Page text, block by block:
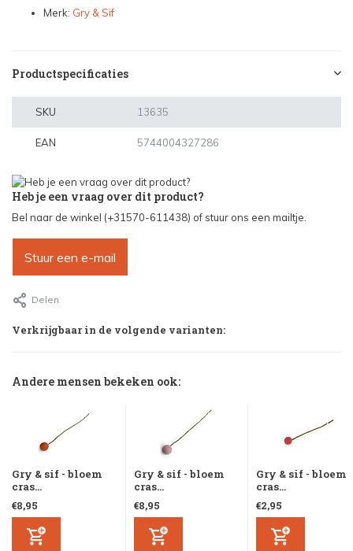
Merk: Gry & Sif
Productspecificaties
SKU 13635
EAN 5744004327286
Heb je een vraag over dit product?
Bel naar de winkel (+31570-611438) of stuur ons een mailtje.
Stuur een e-mail
Delen
Verkrijgbaar in de volgende varianten:
Andere mensen bekeken ook:
Gry & sif - bloem
cras...
€8,95
Gry & sif - bloem
cras...
€8,95
Gry & sif - bloem
cras...
€2,95